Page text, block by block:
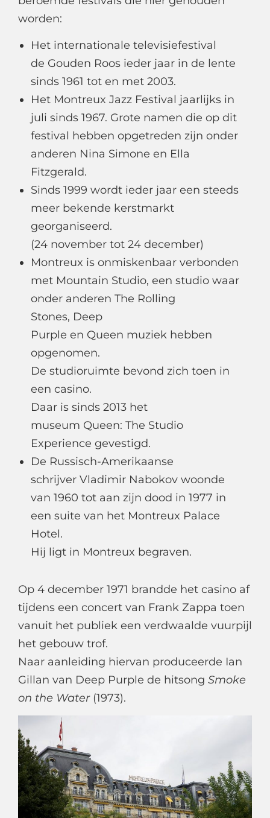
worden:
Het internationale televisiefestival
de Gouden Roos ieder jaar in de lente
sinds 1961 tot en met 2003.
Het Montreux Jazz Festival jaarlijks in
juli sinds 1967. Grote namen die op dit
festival hebben opgetreden zijn onder
anderen Nina Simone en Ella
Fitzgerald.
Sinds 1999 wordt ieder jaar een steeds
meer bekende kerstmarkt
georganiseerd.
(24 november tot 24 december)
Montreux is onmiskenbaar verbonden
met Mountain Studio, een studio waar
onder anderen The Rolling
Stones, Deep
Purple en Queen muziek hebben
opgenomen.
De studioruimte bevond zich toen in
een casino.
Daar is sinds 2013 het
museum Queen: The Studio
Experience gevestigd.
De Russisch-Amerikaanse
schrijver Vladimir Nabokov woonde
van 1960 tot aan zijn dood in 1977 in
een suite van het Montreux Palace
Hotel.
Hij ligt in Montreux begraven.
Op 4 december 1971 brandde het casino af
tijdens een concert van Frank Zappa toen
vanuit het publiek een verdwaalde vuurpijl
het gebouw trof.
Naar aanleiding hiervan produceerde Ian
Gillan van Deep Purple de hitsong Smoke
on the Water(1973).